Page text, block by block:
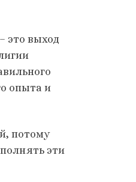
это выход
опыта и
потому
эти